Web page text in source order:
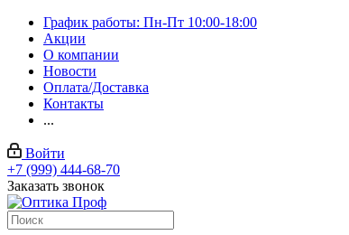
График работы: Пн-Пт 10:00-18:00
Акции
О компании
Новости
Оплата/Доставка
Контакты
...
Войти
+7 (999) 444-68-70
Заказать звонок